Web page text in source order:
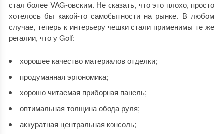
стал более VAG-овским. Не сказать, что это плохо, просто
хотелось бы какой-то самобытности на рынке. В любом
случае, теперь к интерьеру чешки стали применимы те же
регалии, что у Golf:
хорошее качество материалов отделки;
продуманная эргономика;
хорошо читаемая приборная панель;
оптимальная толщина обода руля;
аккуратная центральная консоль;